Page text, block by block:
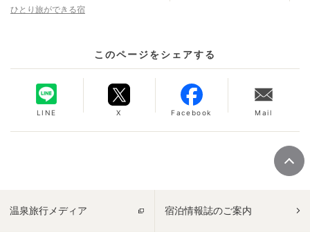
ひとり旅ができる宿
このページをシェアする
LINE X Facebook Mail
温泉旅行メディア 宿泊情報誌のご案内